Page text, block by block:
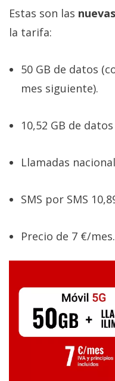
Estas son las
la tarifa:
50 GB de datos
mes siguiente).
10,52 GB de
Llamadas
SMS por SMS
Precio de 7 €/mes.